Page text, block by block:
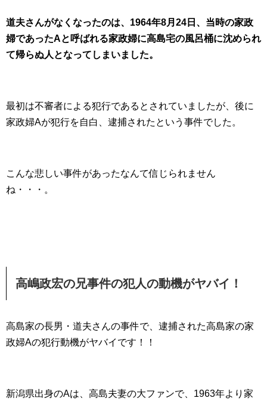
道夫さんがなくなったのは、1964年8月24日、当時の家政
婦であったAと呼ばれる家政婦に高島宅の風呂桶に沈められ
て帰らぬ人となってしまいました。
最初は不審者による犯行であるとされていましたが、後に
家政婦Aが犯行を自白、逮捕されたという事件でした。
こんな悲しい事件があったなんて信じられません
ね・・・。
高嶋政宏の兄事件の犯人の動機がヤバイ！
高島家の長男・道夫さんの事件で、逮捕された高島家の家
政婦Aの犯行動機がヤバイです！！
新潟県出身のAは、高島夫妻の大ファンで、1963年より家